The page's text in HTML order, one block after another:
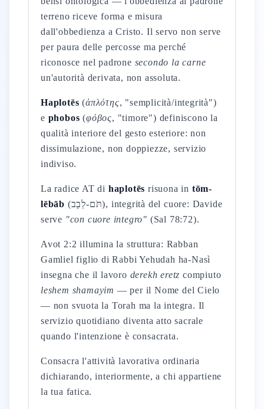
terreno riceve forma e misura
dall'obbedienza a Cristo. Il servo non serve
per paura delle percosse ma perché
riconosce nel padrone secondo la carne
un'autorità derivata, non assoluta.
Haplotēs (ἁπλότης, "semplicità/integrità")
e phobos (φόβος, "timore") definiscono la
qualità interiore del gesto esteriore: non
dissimulazione, non doppiezze, servizio
indiviso.
La radice AT di haplotēs risuona in tōm-
lēbāb (תֹּם-לֵבָב), integrità del cuore: Davide
serve "con cuore integro" (Sal 78:72).
Avot 2:2 illumina la struttura: Rabban
Gamliel figlio di Rabbi Yehudah ha-Nasì
insegna che il lavoro derekh eretz compiuto
leshem shamayim — per il Nome del Cielo
— non svuota la Torah ma la integra. Il
servizio quotidiano diventa atto sacrale
quando l'intenzione è consacrata.
Consacra l'attività lavorativa ordinaria
dichiarando, interiormente, a chi appartiene
la tua fatica.